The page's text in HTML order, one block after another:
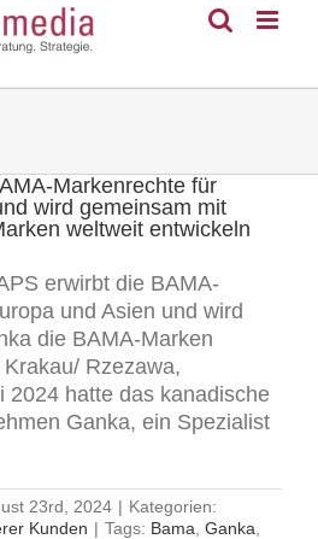
Markenrechte für
wird gemeinsam mit
weltweit entwickeln
erwirbt die BAMA-
und Asien und wird
die BAMA-Marken
Rzezawa,
2024 hatte das kanadische
Ganka, ein Spezialist
23rd, 2024 | Kategorien:
Kunden | Tags: Bama Ganka